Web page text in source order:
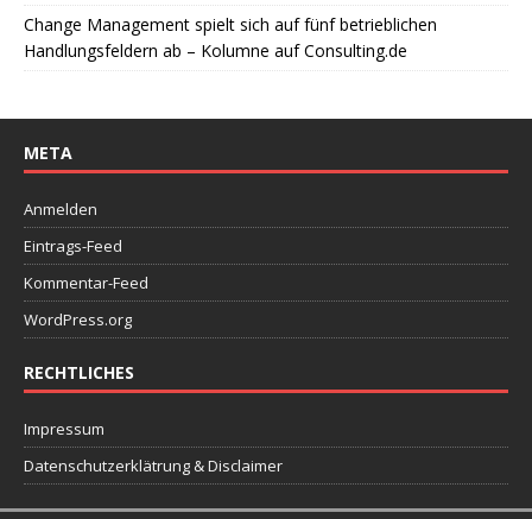
Change Management spielt sich auf fünf betrieblichen
Handlungsfeldern ab – Kolumne auf Consulting.de
META
Anmelden
Eintrags-Feed
Kommentar-Feed
WordPress.org
RECHTLICHES
Impressum
Datenschutzerklätrung & Disclaimer